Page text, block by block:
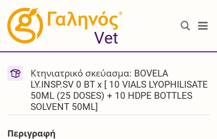
®
Vet
Κτηνιατρικό σκεύασμα: BOVELA
LY.INSP.SV 0 BT x [ 10 VIALS LYOPHILISATE
50ML (25 DOSES) + 10 HDPE BOTTLES
SOLVENT 50ML]
Περιγραφή